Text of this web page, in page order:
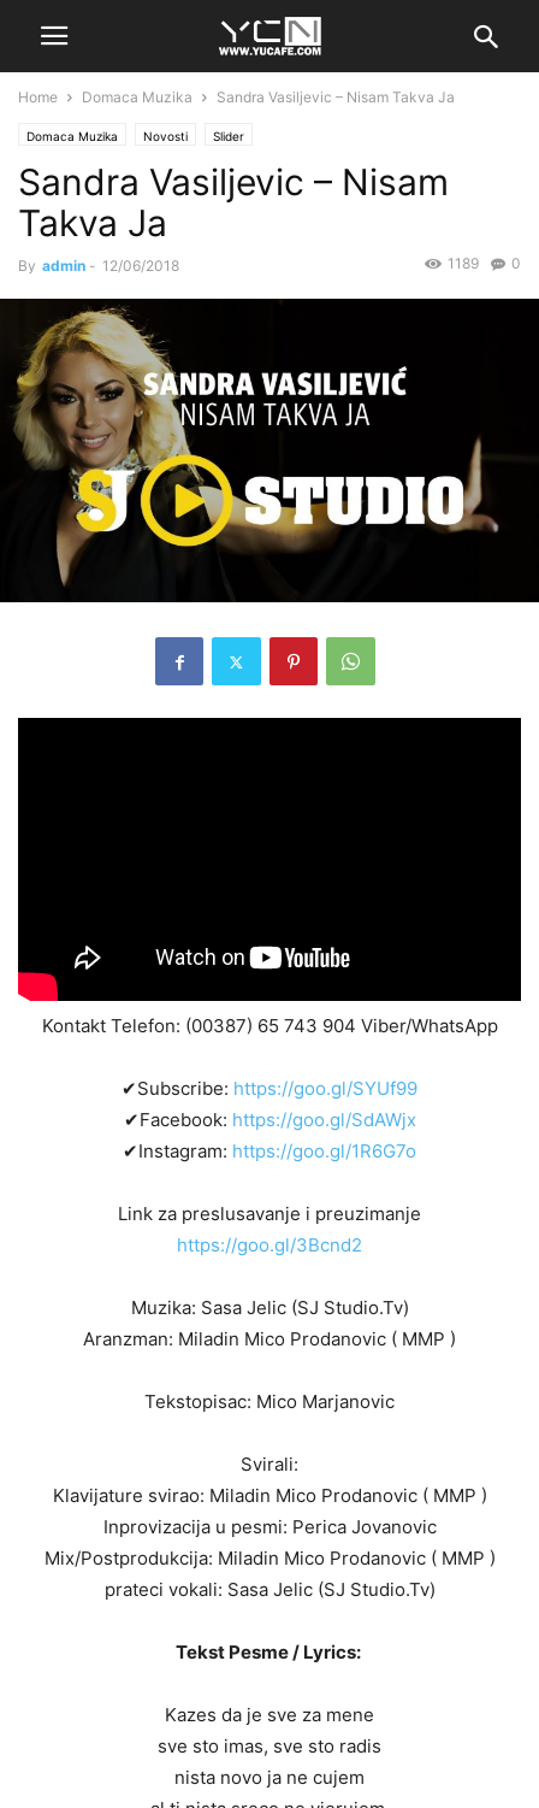
Home Domaca Muzika Sandra Vasiljevic – Nisam Takva Ja
Domaca Muzika Novosti Slider
Sandra Vasiljevic – Nisam
Takva Ja
By admin - 12/06/2018 0
1189
Kontakt Telefon: (00387) 65 743 904 Viber/WhatsApp
✔Subscribe: https://goo.gl/SYUf99
✔Facebook: https://goo.gl/SdAWjx
✔Instagram: https://goo.gl/1R6G7o
Link za preslusavanje i preuzimanje
https://goo.gl/3Bcnd2
Muzika: Sasa Jelic (SJ Studio.Tv)
Aranzman: Miladin Mico Prodanovic ( MMP )
Tekstopisac: Mico Marjanovic
Svirali:
Klavijature svirao: Miladin Mico Prodanovic ( MMP )
Inprovizacija u pesmi: Perica Jovanovic
Mix/Postprodukcija: Miladin Mico Prodanovic ( MMP )
prateci vokali: Sasa Jelic (SJ Studio.Tv)
Tekst Pesme / Lyrics:
Kazes da je sve za mene
sve sto imas, sve sto radis
nista novo ja ne cujem